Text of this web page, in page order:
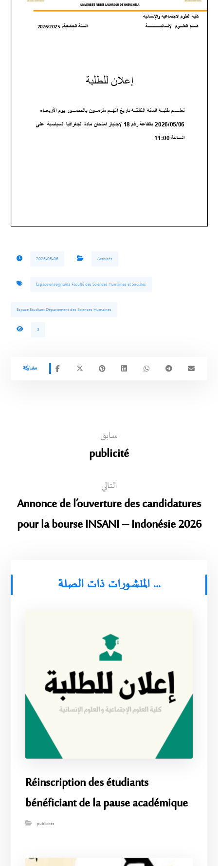
2026-05-06 Activités
Espace enseignants Faculté des Sciences Humaines et Sociales
Espace Etudiant Département des Sciences Humaines
3
سابق
publicité
التالي
Annonce de l’ouverture des candidatures
pour la bourse INSANI – Indonésie 2026
المنشورات ذات الصلة ...
Réinscription des étudiants
bénéficiant de la pause académique
publicités